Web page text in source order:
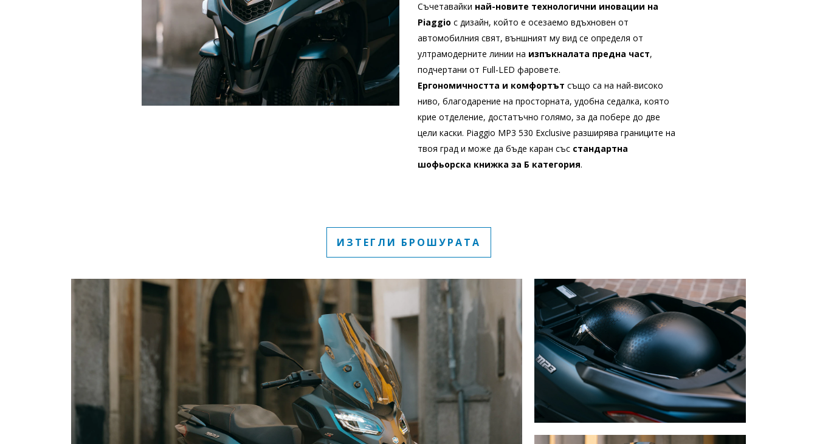
Съчетавайки най-новите технологични иновации на
Piaggio с дизайн, който е осезаемо вдъхновен от
автомобилния свят, външният му вид се определя от
ултрамодерните линии на изпъкналата предна част,
подчертани от Full-LED фаровете.
Ергономичността и комфортът също са на най-високо
ниво, благодарение на просторната, удобна седалка, която
крие отделение, достатъчно голямо, за да побере до две
цели каски. Piaggio MP3 530 Exclusive разширява границите на
твоя град и може да бъде каран със стандартна
шофьорска книжка за Б категория.
ИЗТЕГЛИ БРОШУРАТА